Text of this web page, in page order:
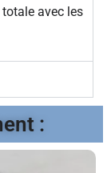
avec les
: